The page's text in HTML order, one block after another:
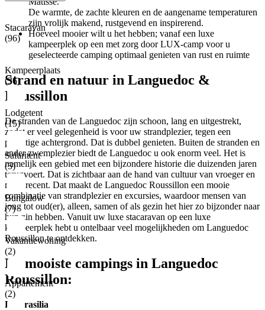
De warmte, de zachte kleuren en de aangename temperaturen
zijn vrolijk makend, rustgevend en inspirerend.
Hoeveel mooier wilt u het hebben; vanaf een luxe
kampeerplek op een met zorg door LUX-camp voor u
geselecteerde camping optimaal genieten van rust en ruimte
Strand en natuur in Languedoc &
Roussillon
De stranden van de Languedoc zijn schoon, lang en uitgestrekt,
zodat er veel gelegenheid is voor uw strandplezier, tegen een
prachtige achtergrond. Dat is dubbel genieten. Buiten de stranden en
ander zwemplezier biedt de Languedoc u ook enorm veel. Het is
namelijk een gebied met een bijzondere historie die duizenden jaren
terugvoert. Dat is zichtbaar aan de hand van cultuur van vroeger en
meer recent. Dat maakt de Languedoc Roussillon een mooie
combinatie van strandplezier en excursies, waardoor mensen van
jong tot oud(er), alleen, samen of als gezin het hier zo bijzonder naar
hun zin hebben. Vanuit uw luxe stacaravan op een luxe
kampeerplek hebt u ontelbaar veel mogelijkheden om Languedoc
Roussillon te ontdekken.
De mooiste campings in Languedoc
Roussillon:
Le Brasilia
Stacaravan
(96)
Kampeerplaats
(36)
Lodgetent
(15)
Safaritent
(5)
Bungalow
(7)
Vakantiewoning
(2)
Appartement
(2)